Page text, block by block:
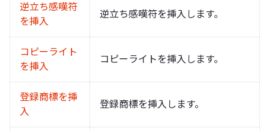
逆立ち感嘆符
を挿入
逆立ち感嘆符を挿入します。
コピーライト
を挿入
コピーライトを挿入します。
登録商標を挿
入
登録商標を挿入します。